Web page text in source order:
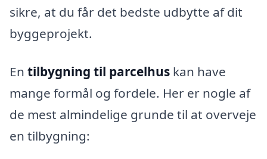
sikre, at du får det bedste udbytte af dit
byggeprojekt.
En tilbygning til parcelhus kan have
mange formål og fordele. Her er nogle af
de mest almindelige grunde til at overveje
en tilbygning: